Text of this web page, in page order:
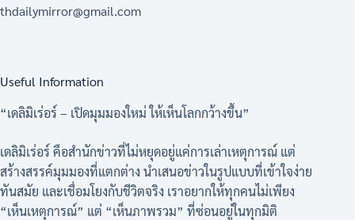
thdailymirror@gmail.com
Useful Information
“เดลิมิเร่อร์ – เปิดมุมมองใหม่ ให้เห็นโลกกว้างขึ้น”
เดลิมิเร่อร์ คือสำนักข่าวที่ไม่หยุดอยู่แค่การเล่าเหตุการณ์ แต่
สร้างสรรค์มุมมองที่แตกต่าง นำเสนอข่าวในรูปแบบที่เข้าใจง่าย
ทันสมัย และเชื่อมโยงกับชีวิตจริง เราอยากให้ทุกคนไม่เพียง
“เห็นเหตุการณ์” แต่ “เห็นภาพรวม” ที่ซ่อนอยู่ในทุกมิติ